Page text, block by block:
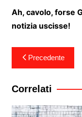
Ah, cavolo, forse
notizia uscisse!
Navigazione
articoli
Precedente
Correlati